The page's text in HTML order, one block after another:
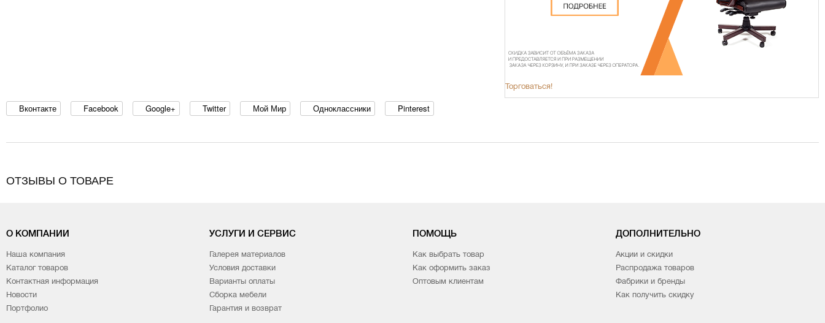
Торговаться!
Вконтакте Facebook Google+ Twitter Мой Мир Одноклассники Pinterest
ОТЗЫВЫ О ТОВАРЕ
О КОМПАНИИ
Наша компания
Каталог товаров
Контактная информация
Новости
Портфолио
УСЛУГИ И СЕРВИС
Галерея материалов
Условия доставки
Варианты оплаты
Сборка мебели
Гарантия и возврат
ПОМОЩЬ
Как выбрать товар
Как оформить заказ
Оптовым клиентам
ДОПОЛНИТЕЛЬНО
Акции и скидки
Распродажа товаров
Фабрики и бренды
Как получить скидку